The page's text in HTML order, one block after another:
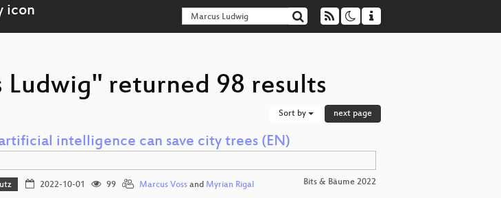
returned 98 results
Sort by next page
intelligence can save city trees (EN)
2022-10-01 99 Marcus Vossand Myrian Rigal Bits & Bäume 2022